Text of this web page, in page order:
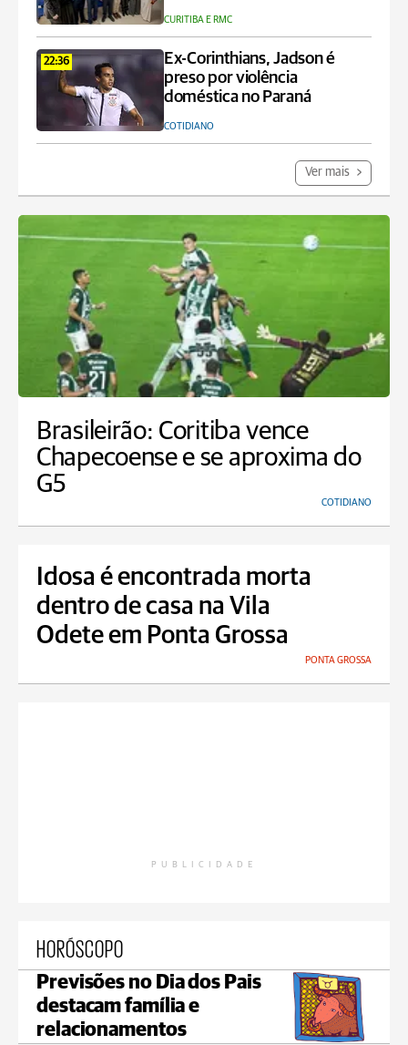
CURITIBA E RMC
22:36
Ex-Corinthians, Jadson é
preso por violência
doméstica no Paraná
COTIDIANO
Ver mais
Brasileirão: Coritiba vence
Chapecoense e se aproxima do
G5
COTIDIANO
Idosa é encontrada morta
dentro de casa na Vila
Odete em Ponta Grossa
PONTA GROSSA
PUBLICIDADE
HORÓSCOPO
Previsões no Dia dos Pais
destacam família e
relacionamentos